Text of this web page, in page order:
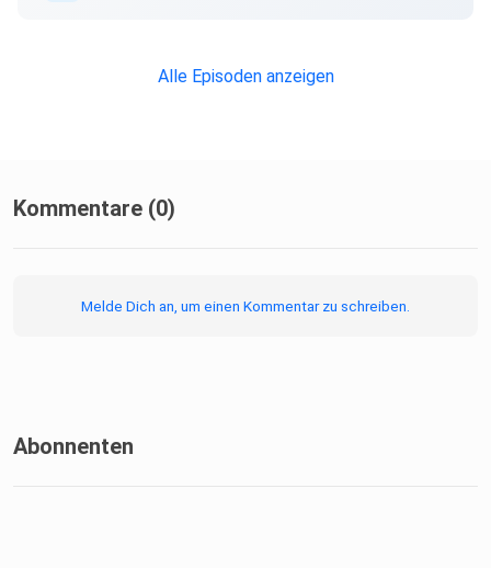
Alle Episoden anzeigen
Kommentare (0)
Melde Dich an, um einen Kommentar zu schreiben.
Abonnenten